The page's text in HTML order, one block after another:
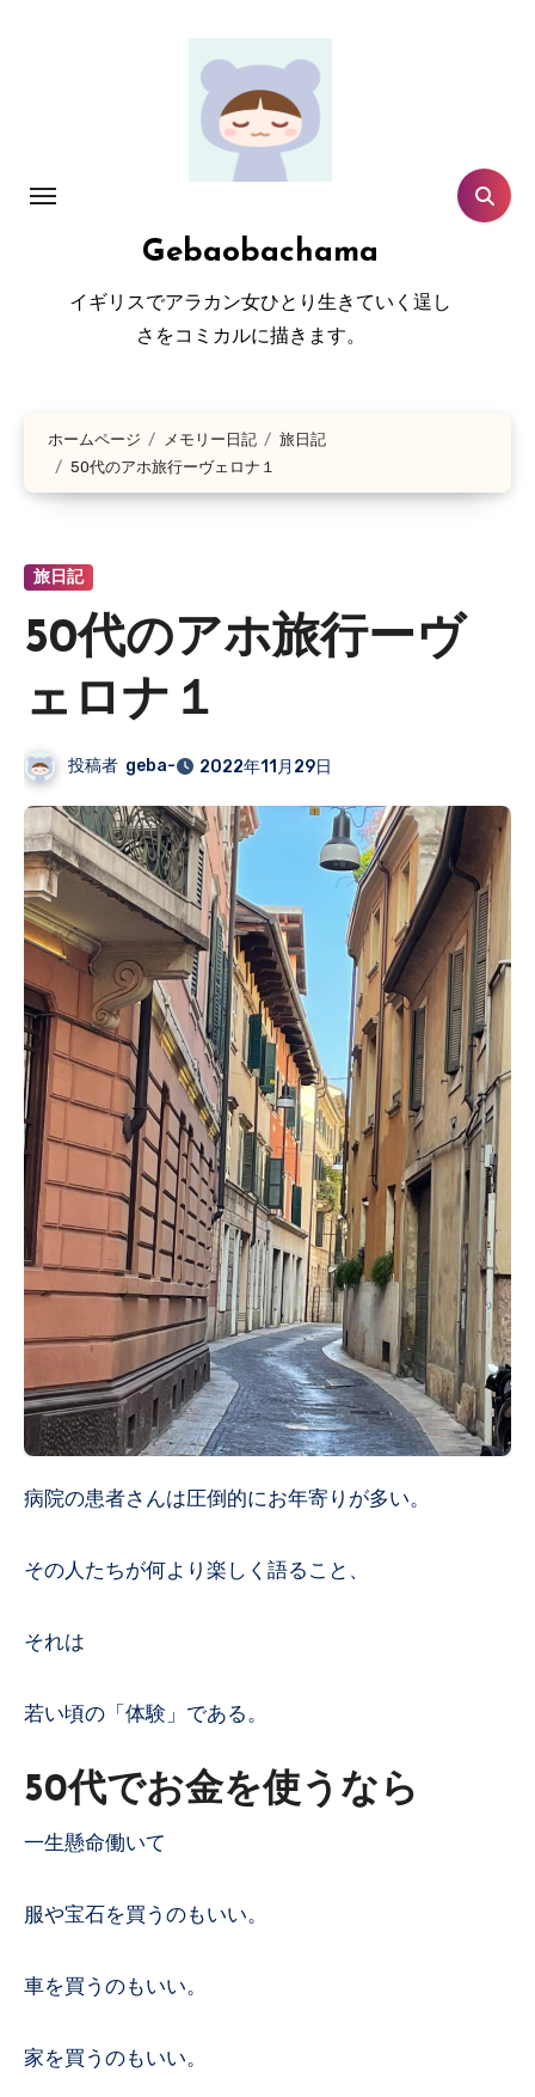
Gebaobachama
イギリスでアラカン女ひとり生きていく逞し
さをコミカルに描きます。
ホームページ メモリー日記
旅日記
50代のアホ旅行ーヴェロナ１
旅日記
50代のアホ旅行ーヴ
ェロナ１
投稿者 geba- 2022年11月29日
病院の患者さんは圧倒的にお年寄りが多い。
その人たちが何より楽しく語ること、
それは
若い頃の「体験」である。
50代でお金を使うなら
一生懸命働いて
服や宝石を買うのもいい。
車を買うのもいい。
家を買うのもいい。